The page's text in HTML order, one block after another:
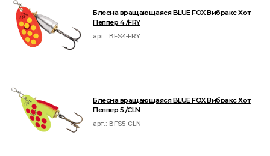
Блесна вращающаяся BLUE FOX Вибракс Хот
Пеппер 4 /FRY
арт.: BFS4-FRY
Блесна вращающаяся BLUE FOX Вибракс Хот
Пеппер 5 /CLN
арт.: BFS5-CLN